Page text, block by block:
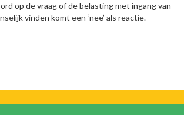
op de vraag of de belasting met ingang van
vinden komt een ‘nee’ als reactie.